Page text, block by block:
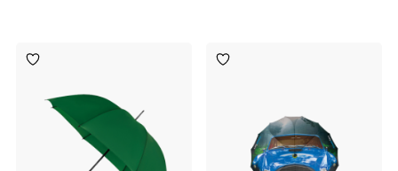
Toevoegen
aan
Toevoegen
aan